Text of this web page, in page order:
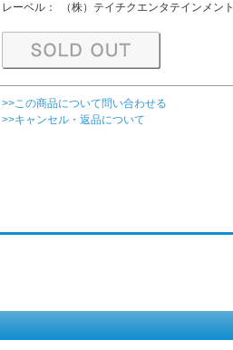
レーベル：
（株）テイチクエンタテインメント
>>この商品について問い合わせる
>>キャンセル・返品について